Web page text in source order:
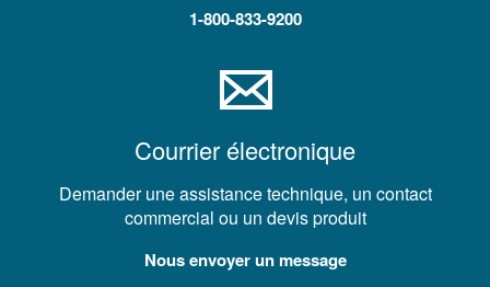
1-800-833-9200
Courrier électronique
Demander une assistance technique, un contact
commercial ou un devis produit
Nous envoyer un message